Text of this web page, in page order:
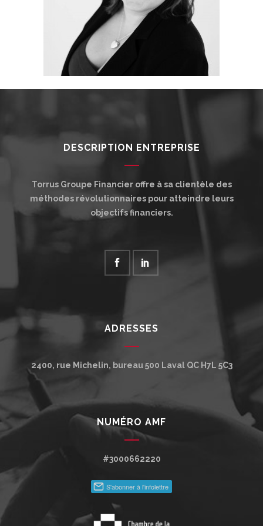
DESCRIPTION ENTREPRISE
Torrus Groupe Financier offre à sa clientèle des
méthodes révolutionnaires pour atteindre leurs
objectifs financiers.
ADRESSES
2400, rue Michelin, bureau 500 Laval QC H7L 5C3
NUMÉRO AMF
#3000662220